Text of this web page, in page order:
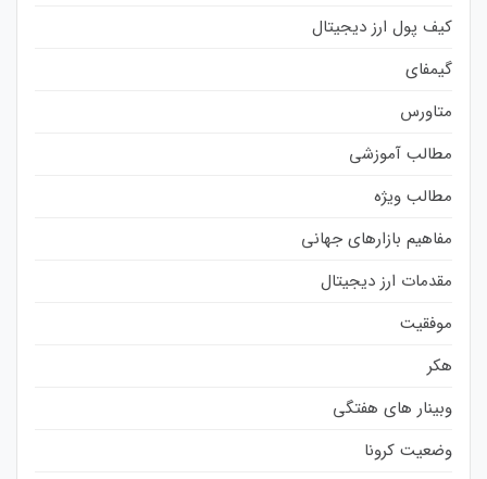
کیف پول ارز دیجیتال
گیمفای
متاورس
مطالب آموزشی
مطالب ویژه
مفاهیم بازارهای جهانی
مقدمات ارز دیجیتال
موفقیت
هکر
وبینار های هفتگی
وضعیت کرونا